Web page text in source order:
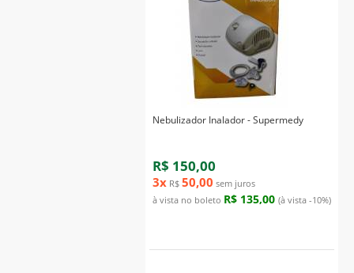
Nebulizador Inalador - Supermedy
R$ 150,00
3x R$ 50,00 sem juros
à vista no boleto R$ 135,00 (à vista -10%)